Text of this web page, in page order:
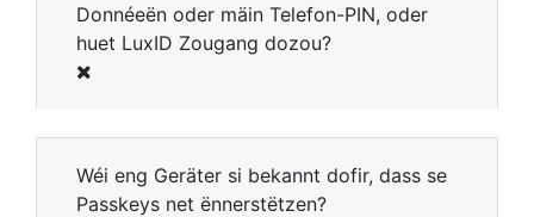
Donnéeën oder mäin Telefon-PIN, oder
huet LuxID Zougang dozou?
Wéi eng Geräter si bekannt dofir, dass se
Passkeys net ënnerstëtzen?